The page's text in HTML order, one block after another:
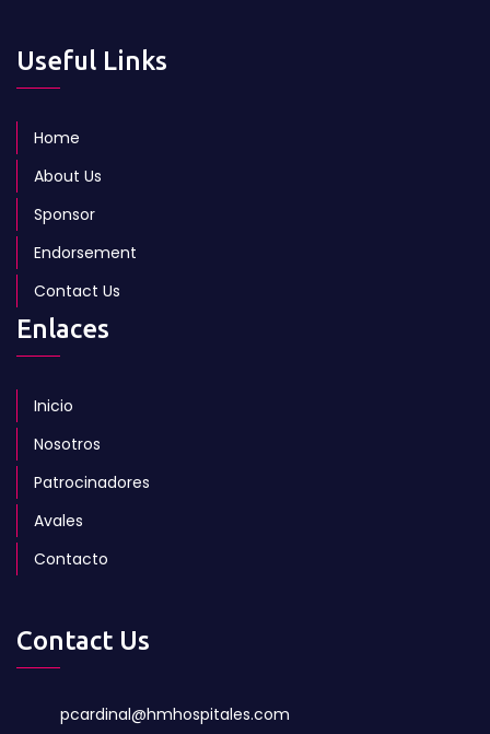
Useful Links
Home
About Us
Sponsor
Endorsement
Contact Us
Enlaces
Inicio
Nosotros
Patrocinadores
Avales
Contacto
Contact Us
pcardinal@hmhospitales.com